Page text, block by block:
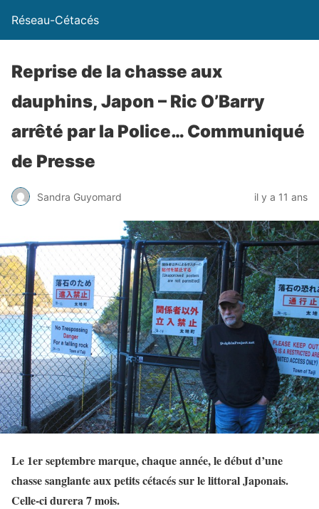
Réseau-Cétacés
Reprise de la chasse aux
dauphins, Japon – Ric O’Barry
arrêté par la Police… Communiqué
de Presse
Sandra Guyomard il y a 11 ans
Le 1er septembre marque, chaque année, le début d’une
chasse sanglante aux petits cétacés sur le littoral Japonais.
Celle-ci durera 7 mois.